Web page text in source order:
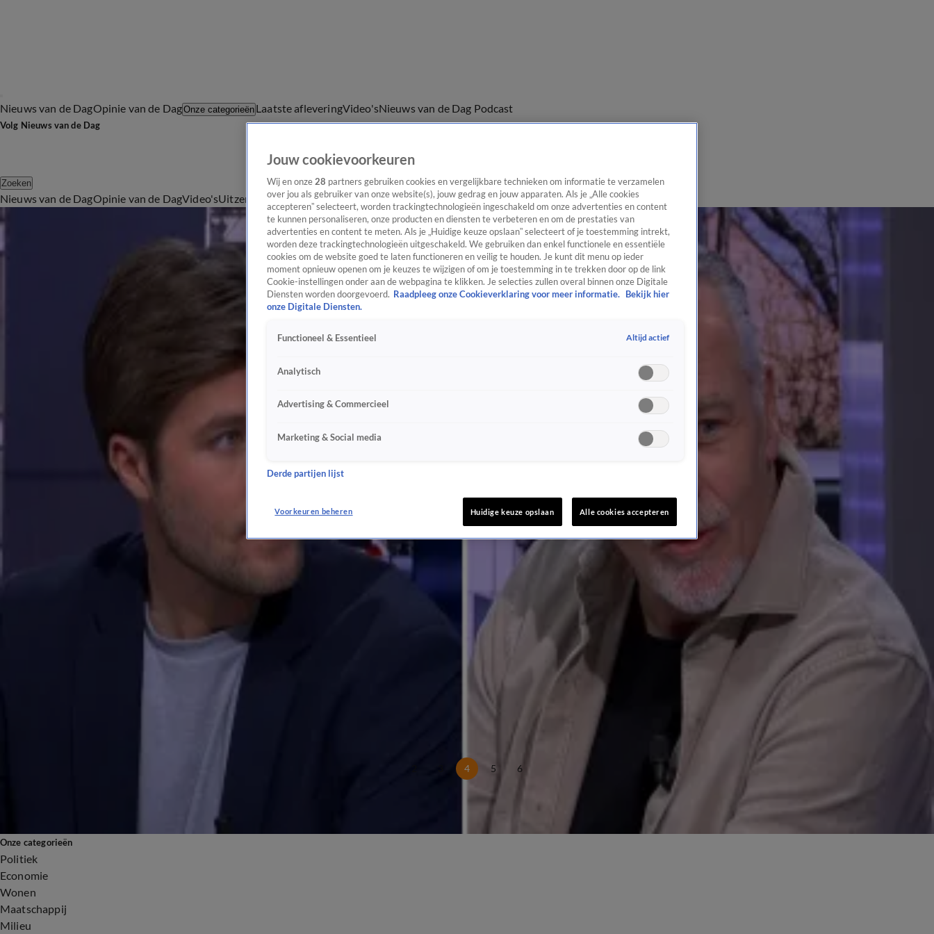
Nieuws van de DagOpinie van de DagOnze categorieën Laatste afleveringVideo'sNieuws van de Dag Podcast
Volg Nieuws van de Dag
Zoeken
Nieuws van de DagOpinie van de DagVideo'sUitzendingen PodcastPanel Contact
Politiek
Oppositie fel in Kamerdebat energiekosten: 'Flutpakket, totaal onacceptabel!'
22 apr, 19:11
Annemarie van Gaal: 'Extra ambtenaren zijn niet de oplossing voor woningtekort'
20 apr, 19:05
Nieuwe naam van partij Gidi Markuszower is De Nederlandse Alliantie (DNA)
20 apr, 15:37
Wierd Duk: ‘Wij moeten jongerengeweld veel zwaarder bestraffen'
Opspuiten die handel: Kamerlid komt met opmerkelijke oplossing voor woningtekort
16 apr, 19:11
Eerste Kamer debatteert over asielwetten: 'Urgentie dringt totaal niet door'
Annemarie van Gaal: 'Politici in Eerste Kamer eigenen zich te veel macht toe'
Wanneer komt nou die accijnsverlaging? 'Middenklasse helemaal uitgewrongen'
4 5 6
Onze categorieën
Politiek
Economie
Wonen
Maatschappij
Milieu
Jouw cookievoorkeuren
Wij en onze 28 partners gebruiken cookies en vergelijkbare technieken om informatie te verzamelen
over jou als gebruiker van onze website(s), jouw gedrag en jouw apparaten. Als je „Alle cookies
accepteren” selecteert, worden trackingtechnologieën ingeschakeld om onze advertenties en content
te kunnen personaliseren, onze producten en diensten te verbeteren en om de prestaties van
advertenties en content te meten. Als je „Huidige keuze opslaan” selecteert of je toestemming intrekt,
worden deze trackingtechnologieën uitgeschakeld. We gebruiken dan enkel functionele en essentiële
cookies om de website goed te laten functioneren en veilig te houden. Je kunt dit menu op ieder
moment opnieuw openen om je keuzes te wijzigen of om je toestemming in te trekken door op de link
Cookie-instellingen onder aan de webpagina te klikken. Je selecties zullen overal binnen onze Digitale
Diensten worden doorgevoerd. Raadpleeg onze Cookieverklaring voor meer informatie.
Bekijk hier
onze Digitale Diensten.
Functioneel & Essentieel Altijd actief
Analytisch
Advertising & Commercieel
Marketing & Social media
Derde partijen lijst
Voorkeuren beheren Huidige keuze opslaan Alle cookies accepteren